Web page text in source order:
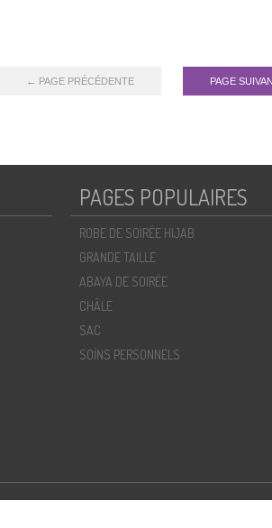
← PAGE PRÉCÉDENTE PAGE
PAGES POPULAIRES
ROBE DE SOIRÉE HIJAB
GRANDE TAILLE
ABAYA DE SOIRÉE
CHÂLE
SAC
SOİNS PERSONNELS